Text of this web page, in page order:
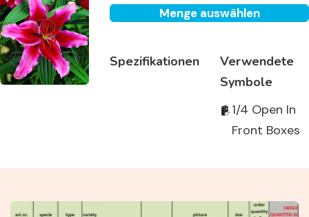
Menge auswählen
Spezifikationen
Verwendete
Symbole
1/4 Open In
Front Boxes